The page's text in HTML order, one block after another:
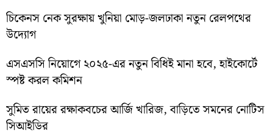
চিকেনস নেক সুরক্ষায় খুনিয়া মোড়-জলঢাকা নতুন রেলপথের
উদ্যোগ
এসএসসি নিয়োগে ২০২৫-এর নতুন বিধিই মানা হবে, হাইকোর্টে
স্পষ্ট করল কমিশন
সুমিত রায়ের রক্ষাকবচের আর্জি খারিজ, বাড়িতে সমনের নোটিস
সিআইডির